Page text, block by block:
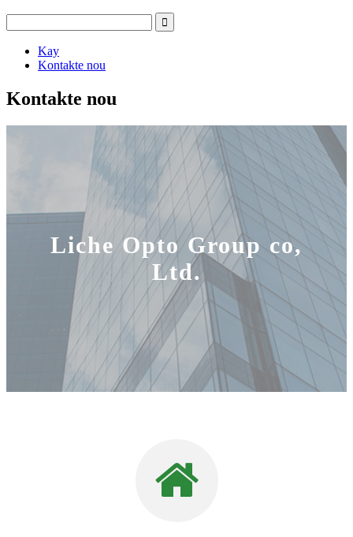
Kay
Kontakte nou
Kontakte nou
Liche Opto Group co,
Ltd.